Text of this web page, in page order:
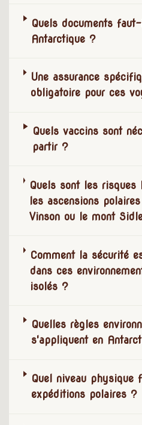
Quels documents
Antarctique ?
Une assurance
obligatoire pour ces
Quels vaccins sont
partir ?
Quels sont les
les ascensions
Vinson ou le mont
Comment la sécurité
dans ces
isolés ?
Quelles règles
s'appliquent en
Quel niveau physique
expéditions polaires ?